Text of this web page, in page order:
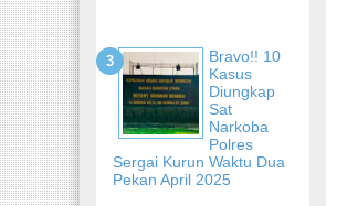
Bravo!! 10
Kasus
Diungkap
Sat
Narkoba
Polres
Sergai Kurun Waktu Dua
Pekan April 2025